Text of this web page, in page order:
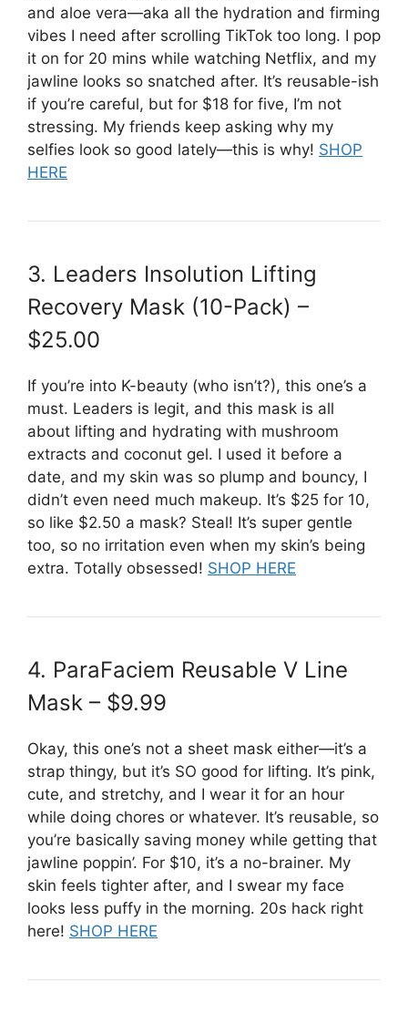
and aloe vera—aka all the hydration and firming
vibes I need after scrolling TikTok too long. I pop
it on for 20 mins while watching Netflix, and my
jawline looks so snatched after. It’s reusable-ish
if you’re careful, but for $18 for five, I’m not
stressing. My friends keep asking why my
selfies look so good lately—this is why! SHOP
HERE
3. Leaders Insolution Lifting
Recovery Mask (10-Pack) –
$25.00
If you’re into K-beauty (who isn’t?), this one’s a
must. Leaders is legit, and this mask is all
about lifting and hydrating with mushroom
extracts and coconut gel. I used it before a
date, and my skin was so plump and bouncy, I
didn’t even need much makeup. It’s $25 for 10,
so like $2.50 a mask? Steal! It’s super gentle
too, so no irritation even when my skin’s being
extra. Totally obsessed! SHOP HERE
4. ParaFaciem Reusable V Line
Mask – $9.99
Okay, this one’s not a sheet mask either—it’s a
strap thingy, but it’s SO good for lifting. It’s pink,
cute, and stretchy, and I wear it for an hour
while doing chores or whatever. It’s reusable, so
you’re basically saving money while getting that
jawline poppin’. For $10, it’s a no-brainer. My
skin feels tighter after, and I swear my face
looks less puffy in the morning. 20s hack right
here! SHOP HERE